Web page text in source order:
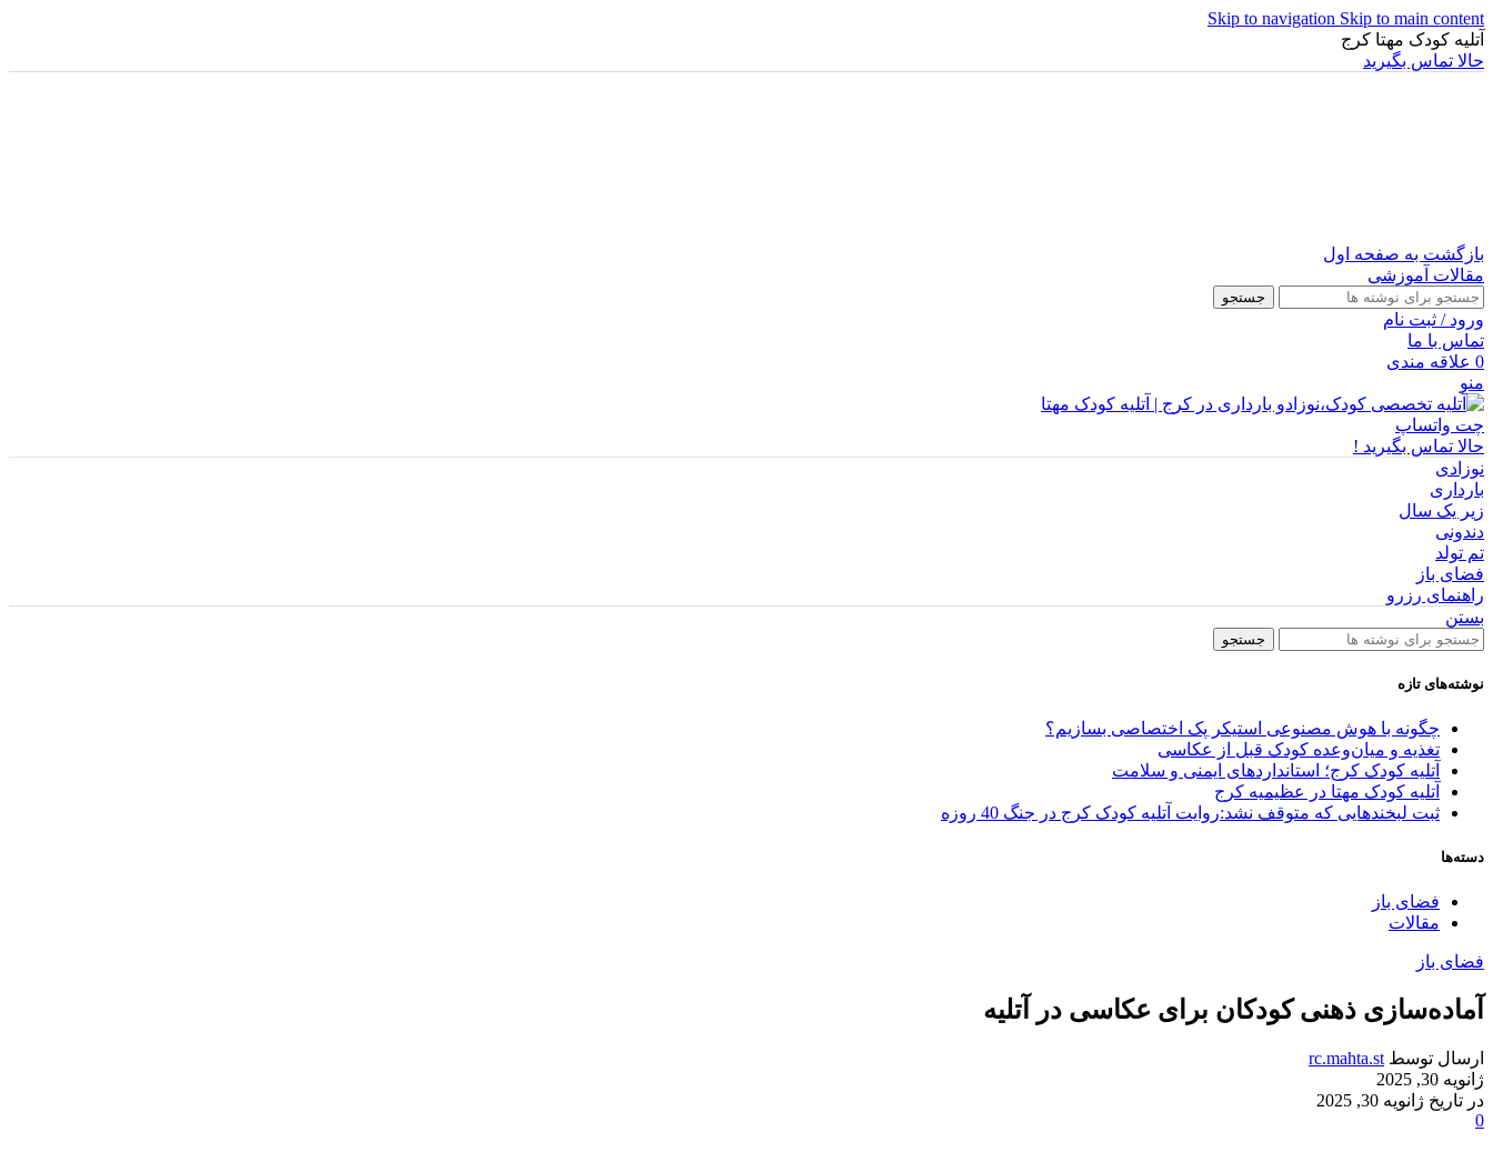
Skip to navigation Skip to main content
آتلیه کودک مهتا کرج
حالا تماس بگیرید
بازگشت به صفحه اول
مقالات آموزشی
جستجو
ورود / ثبت نام
تماس با ما
0 علاقه مندی
منو
چت واتساپ
حالا تماس بگیرید !
نوزادی
بارداری
زیر یک سال
دندونی
تم تولد
فضای باز
راهنمای رزرو
بستن
جستجو
نوشته‌های تازه
چگونه با هوش مصنوعی استیکر پک اختصاصی بسازیم؟
تغذیه و میان‌وعده کودک قبل از عکاسی
آتلیه کودک کرج؛ استانداردهای ایمنی و سلامت
آتلیه کودک مهتا در عظیمیه کرج
ثبت لبخندهایی که متوقف نشد:روایت آتلیه کودک کرج در جنگ 40 روزه
دسته‌ها
فضای باز
مقالات
فضای باز
آماده‌سازی ذهنی کودکان برای عکاسی در آتلیه
ارسال توسط rc.mahta.st
ژانویه 30, 2025
در تاریخ ژانویه 30, 2025
0